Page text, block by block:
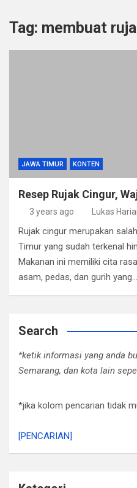
Tag: membuat
JAWA TIMUR KONTEN
Resep Rujak Cingur,
3 years ago Lukas
Rujak cingur merupakan
Timur yang sudah terkenal
Makanan ini memiliki cita
asam, pedas, dan gurih yang…
Search
*ketik informasi yang anda
Semarang, dan kota lain
*jika kolom pencarian tidak
[PENCARIAN]